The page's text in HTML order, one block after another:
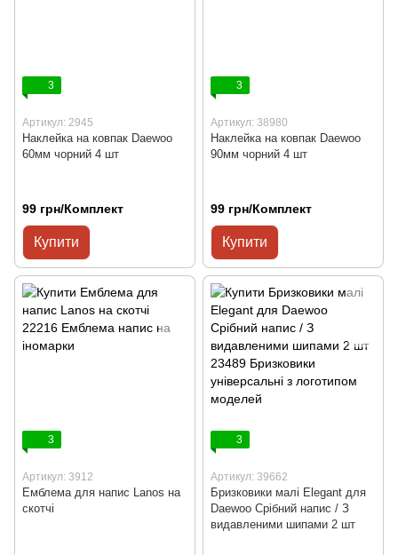
3
Артикул: 2945
Наклейка на ковпак Daewoo
60мм чорний 4 шт
99 грн/Комплект
Купити
3
Артикул: 38980
Наклейка на ковпак Daewoo
90мм чорний 4 шт
99 грн/Комплект
Купити
3
Артикул: 3912
Емблема для напис Lanos на
скотчі
3
Артикул: 39662
Бризковики малі Elegant для
Daewoo Срібний напис / З
видавленими шипами 2 шт